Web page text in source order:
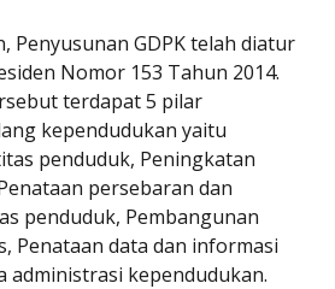
Penyusunan GDPK telah diatur
Nomor 153 Tahun 2014.
terdapat 5 pilar
kependudukan yaitu
penduduk, Peningkatan
persebaran dan
penduduk, Pembangunan
Penataan data dan informasi
administrasi kependudukan.